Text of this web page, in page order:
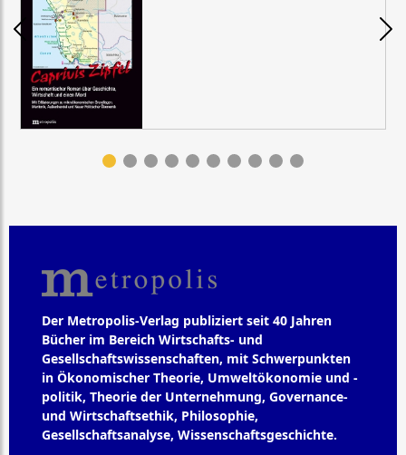
Der Metropolis-Verlag publiziert seit 40 Jahren
Bücher im Bereich Wirtschafts- und
Gesellschaftswissenschaften, mit Schwerpunkten
in Ökonomischer Theorie, Umweltökonomie und -
politik, Theorie der Unternehmung, Governance-
und Wirtschaftsethik, Philosophie,
Gesellschaftsanalyse, Wissenschaftsgeschichte.